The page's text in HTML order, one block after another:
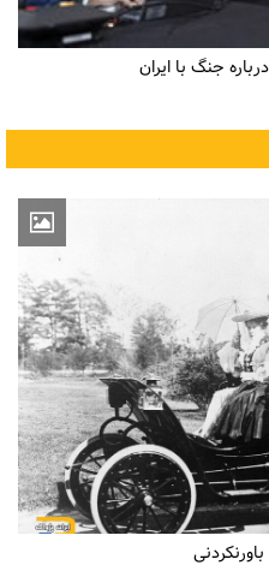
جنگ با ایران